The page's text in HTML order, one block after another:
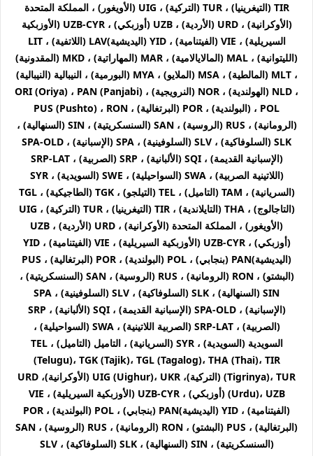
TIR (التيغرينيا) ، TUR (التركية) ، UIG (الأويغور) ، المملكة المتحدة
(الأوكرانية) ، URD (الأردية) ، UZB (أوزبكي) ، UZB-CYR (الأوزبكية
السيريلية) ، VIE (الفيتنامية) ، YID (اليديشية)LAV (اللاتفية) ، LIT
(الليتوانية) ، MAL (المالايالامية) ، MAR (المهاراتية) ، MKD (المقدونية)
، MLT (المالطية) ، MSA (الملايو) ، MYA (البورمية) ، النيبالية (النيبالية)
، NLD (الهولندية) ، NOR (النرويجية) ، ORI (Oriya) ، PAN (Panjabi)
، POL (البولندية) ، POR (البرتغالية) ، PUS (Pushto) ، RON
(الرومانية) ، RUS (الروسية) ، SAN (السنسكريتية) ، SIN (السنهالية) ،
SLK (السلوفاكية) ، SLV (السلوفينية) ، SPA (الإسبانية) ، SPA-OLD
(الإسبانية القديمة) ، SQI (الألبانية) ، SRP (الصربية) ، SRP-LAT
(اللاتينية الصربية) ، SWA (السواحيلية) ، SWE (السويدية) ، SYR
(السريانية) ، TAM (التاميل) ، TEL (التيلجو) ، TGK (الطاجيكية) ، TGL
(التاجالوج) ، THA (التايلاندية) ، TIR (التيغرينيا) ، TUR (التركية) ، UIG
(الأويغور) ، المملكة المتحدة (الأوكرانية) ، URD (الأردية) ، UZB
(أوزبكي) ، UZB-CYR (الأوزبكية السيريلية) ، VIE (الفيتنامية) ، YID
(اليديشية)PAN (بنجابي) ، POL (البولندية) ، POR (البرتغالية) ، PUS
(البشتو) ، RON (الرومانية) ، RUS (الروسية) ، SAN (السنسكريتية) ،
SIN (السنهالية) ، SLK (السلوفاكية) ، SLV (السلوفينية) ، SPA
(الإسبانية) ، SPA-OLD (الإسبانية القديمة) ، SQI (الألبانية) ، SRP
(الصربية) ، SRP-LAT (الصربية اللاتينية) ، SWA (السواحيلية) ،
السويدية (السويدية) ، SYR (السريانية) ، التاميل (التاميل) ، TEL
(Telugu)، TGK (Tajik)، TGL (Tagalog)، THA (Thai)، TIR
(Tigrinya)، TUR (التركية)، UIG (Uighur)، UKR (الأوكرانية)، URD
(Urdu)، UZB (أوزبكي) ، UZB-CYR (الأوزبكية السيريلية) ، VIE
(الفيتنامية) ، YID (اليديشية)PAN (بنجابي) ، POL (البولندية) ، POR
(البرتغالية) ، PUS (البشتو) ، RON (الرومانية) ، RUS (الروسية) ، SAN
(السنسكريتية) ، SIN (السنهالية) ، SLK (السلوفاكية) ، SLV